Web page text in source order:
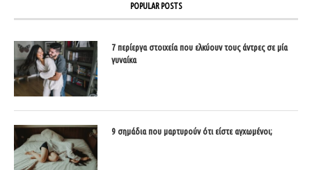
POPULAR POSTS
7 περίεργα στοιχεία που ελκύουν τους άντρες σε μία
γυναίκα
9 σημάδια που μαρτυρούν ότι είστε αγχωμένοι;